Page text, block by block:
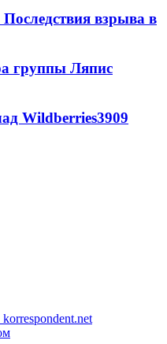
взрыва в
группы Ляпис
Wildberries3909